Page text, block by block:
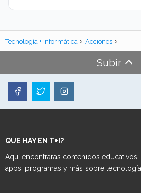
Tecnología + Informática Acciones
Subir
QUE HAY EN T+I?
Aquí encontrarás contenidos
apps, programas y más sobre